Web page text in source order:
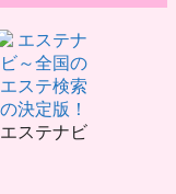
エステナビ